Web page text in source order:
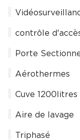
contrôle
Porte
Aérothermes
Cuve 1200litres
Aire de lavage
Triphasé